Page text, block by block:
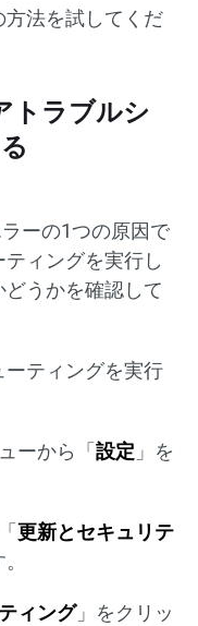
法を試してくだ
トラブルシ
ラーの1つの原因で
ィングを実行し
うかを確認して
ティングを実行
ーから「 設定 」を
更新とセキュリテ
ィング」をクリッ